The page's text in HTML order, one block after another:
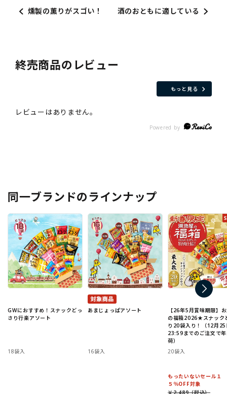
燻製の薫りがスゴい！ 酒のおともに適している
終売商品のレビュー
もっと見る
同一ブランドのラインナップ
GWにおすすめ！スナックどっ
さり行楽アソート
18袋入
あまじょっぱアソート
16袋入
【26年5月賞味期限】
の福箱2026★スナック
り20袋入り！（12月25
23:59までのご注文で
荷）
20袋入
もったいないセール１
５％OFF対象
￥2,489